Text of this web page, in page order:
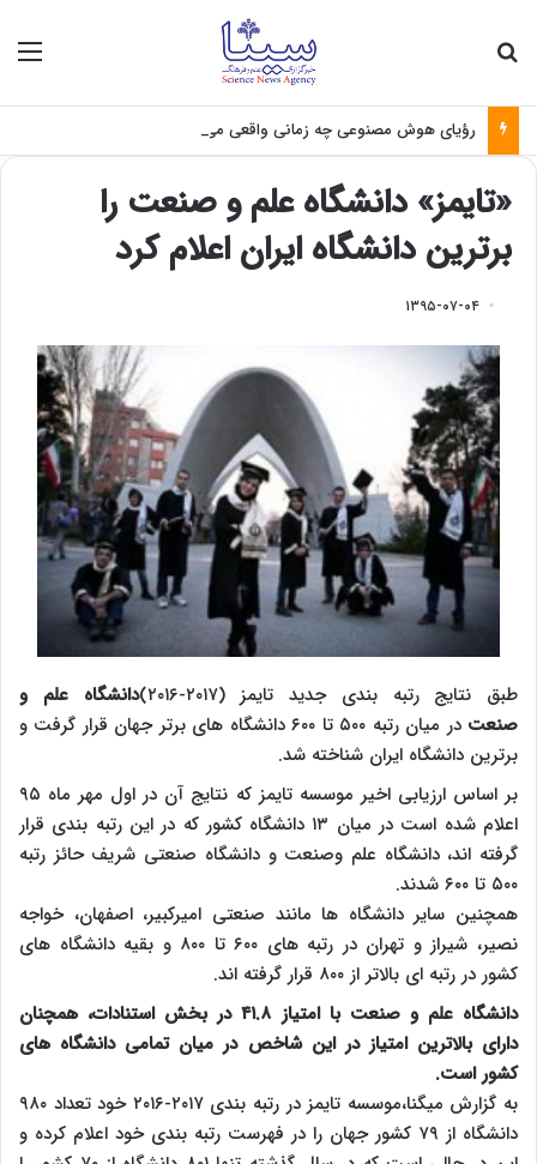
رؤیای هوش مصنوعی چه زمانی واقعی می‌شود؟
«تایمز» دانشگاه علم و صنعت را
برترین دانشگاه ایران اعلام کرد
۱۳۹۵-۰۷-۰۴
طبق نتایج رتبه بندی جدید تایمز (۲۰۱۷-۲۰۱۶)
دانشگاه علم و
صنعت
در میان رتبه ۵۰۰ تا ۶۰۰ دانشگاه های برتر جهان قرار گرفت و
برترین دانشگاه ایران شناخته شد.
بر اساس ارزیابی اخیر موسسه تایمز که نتایج آن در اول مهر ماه ۹۵
اعلام شده است در میان ۱۳ دانشگاه کشور که در این رتبه بندی قرار
گرفته اند، دانشگاه علم وصنعت و دانشگاه صنعتی شریف حائز رتبه
۵۰۰ تا ۶۰۰ شدند.
همچنین سایر دانشگاه ها مانند صنعتی امیرکبیر، اصفهان، خواجه
نصیر، شیراز و تهران در رتبه های ۶۰۰ تا ۸۰۰ و بقیه دانشگاه های
کشور در رتبه ای بالاتر از ۸۰۰ قرار گرفته اند.
دانشگاه علم و صنعت با امتیاز ۴۱.۸ در بخش استنادات، همچنان
دارای بالاترین امتیاز در این شاخص در میان تمامی دانشگاه های
کشور است.
به گزارش میگنا،موسسه تایمز در رتبه بندی ۲۰۱۷-۲۰۱۶ خود تعداد ۹۸۰
دانشگاه از ۷۹ کشور جهان را در فهرست رتبه بندی خود اعلام کرده و